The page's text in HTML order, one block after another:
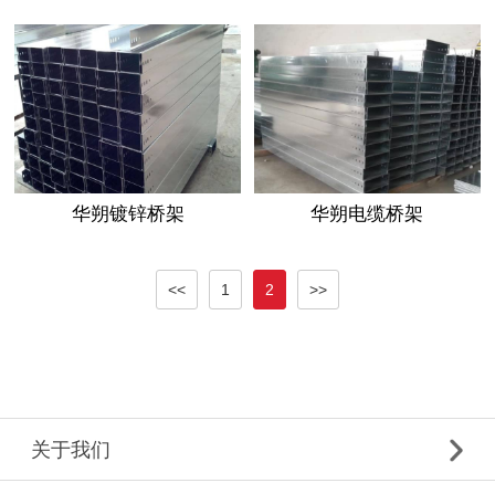
华朔镀锌桥架 华朔电缆桥架
<< 1 2 >>
关于我们